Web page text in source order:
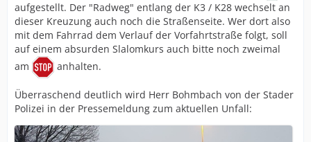
aufgestellt. Der "Radweg" entlang der K3 / K28 wechselt an
dieser Kreuzung auch noch die Straßenseite. Wer dort also
mit dem Fahrrad dem Verlauf der Vorfahrtstraße folgt, soll
auf einem absurden Slalomkurs auch bitte noch zweimal
am
anhalten.
Überraschend deutlich wird Herr Bohmbach von der Stader
Polizei in der Pressemeldung zum aktuellen Unfall: